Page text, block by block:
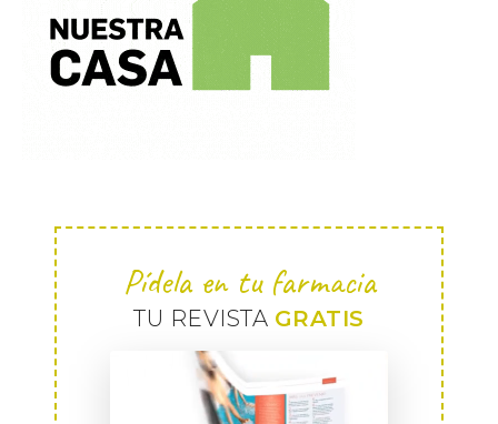
Pídela en tu farmacia
TU REVISTA GRATIS